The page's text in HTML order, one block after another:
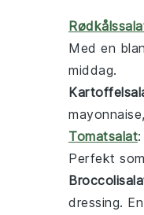
Med en
middag.
mayonnaise,
Tomatsalat
Perfekt som
dressing.